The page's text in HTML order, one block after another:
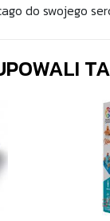
do swojego